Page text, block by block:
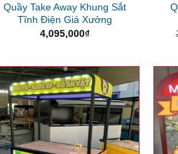
Quầy Take Away Khung Sắt
Tĩnh Điện Giá Xưởng
4,095,000₫